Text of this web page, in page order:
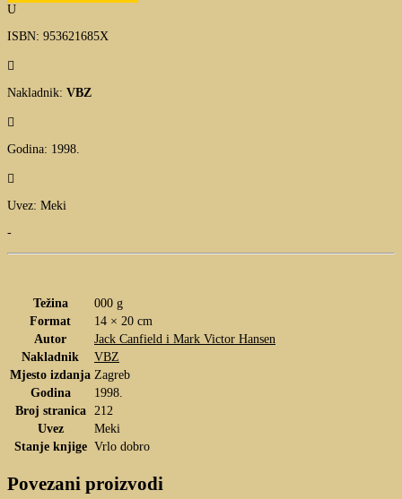
U
ISBN: 953621685X

Nakladnik: VBZ

Godina: 1998.

Uvez: Meki
-
Težina
000 g
Format
14 × 20 cm
Autor
Jack Canfield i Mark Victor Hansen
Nakladnik
VBZ
Mjesto izdanja Zagreb
Godina
1998.
Broj stranica
212
Uvez
Meki
Stanje knjige Vrlo dobro
Povezani proizvodi